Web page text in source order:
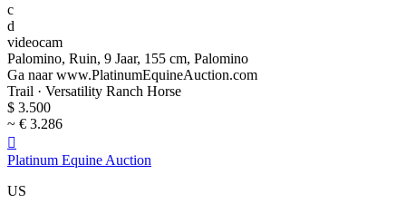
c
d
videocam
Palomino, Ruin, 9 Jaar, 155 cm, Palomino
Ga naar www.PlatinumEquineAuction.com
Trail · Versatility Ranch Horse
$ 3.500
~ € 3.286

Platinum Equine Auction
US